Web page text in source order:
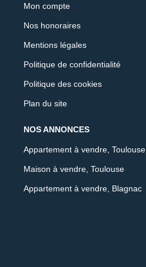
Mon compte
Nos honoraires
Mentions légales
Politique de confidentialité
Politique des cookies
Plan du site
NOS ANNONCES
Appartement à vendre, Toulouse
Maison à vendre, Toulouse
Appartement à vendre, Blagnac